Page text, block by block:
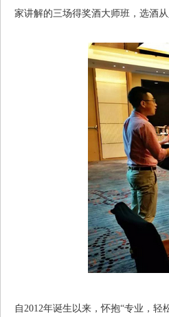
家讲解的三场得奖酒大师班，选酒
自2012年诞生以来，怀抱“专业，